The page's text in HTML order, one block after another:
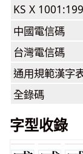
KS X
中國電信碼
台灣電信碼
通用規範漢字
全錄碼
字型收錄